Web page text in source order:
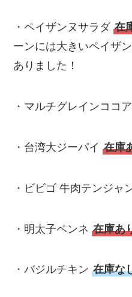
・ペイザンヌサラダ在
ーンには大きいペイザ
ありました！
・マルチグレインココ
・台湾大ジーパイ在庫
・ビビゴ 牛肉テンジャ
・明太子ペンネ在庫あ
・バジルチキン在庫な